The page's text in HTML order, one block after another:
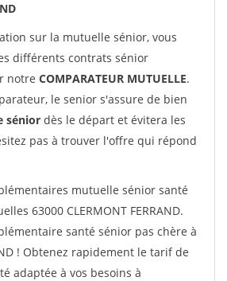
sur la mutuelle sénior, vous
différents contrats sénior
notre COMPARATEUR MUTUELLE.
le senior s'assure de bien
sénior dès le départ et évitera les
pas à trouver l'offre qui répond
mutuelle sénior santé
63000 CLERMONT FERRAND.
santé sénior pas chère à
! Obtenez rapidement le tarif de
adaptée à vos besoins à